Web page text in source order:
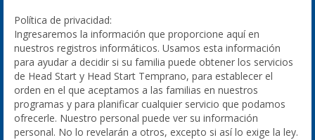
Política de privacidad:
Ingresaremos la información que proporcione aquí en
nuestros registros informáticos. Usamos esta información
para ayudar a decidir si su familia puede obtener los servicios
de Head Start y Head Start Temprano, para establecer el
orden en el que aceptamos a las familias en nuestros
programas y para planificar cualquier servicio que podamos
ofrecerle. Nuestro personal puede ver su información
personal. No lo revelarán a otros, excepto si así lo exige la ley.